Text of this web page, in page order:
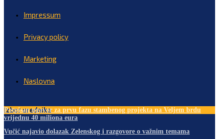
Impressum
Privacy policy
Marketing
Naslovna
Izbor urednika
Potpisan ugovor za prvu fazu stambenog projekta na Veljem brdu
vrijednu 40 miliona eura
Vučić najavio dolazak Zelenskog i razgovore o važnim temama